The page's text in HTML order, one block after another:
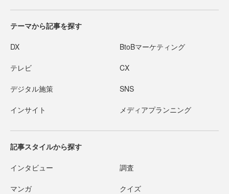
テーマから記事を探す
DX BtoBマーケティング
テレビ CX
デジタル施策 SNS
インサイト メディアプランニング
記事スタイルから探す
インタビュー 調査
マンガ クイズ